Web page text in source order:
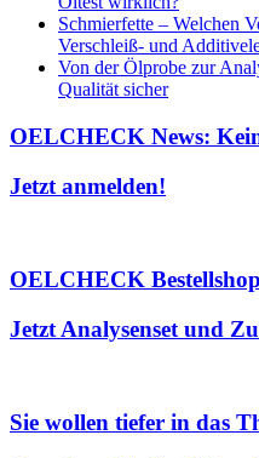
Schmierfette – Welchen
Verschleiß- und
Von der Ölprobe zur
Qualität sicher
OELCHECK News:
Jetzt anmelden!
OELCHECK Bestellshop
Jetzt Analysenset und
Sie wollen tiefer in das